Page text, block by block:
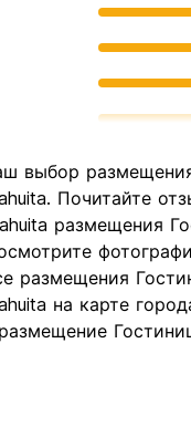
и
выбор
Почитайте
размещения
размещения
на карте